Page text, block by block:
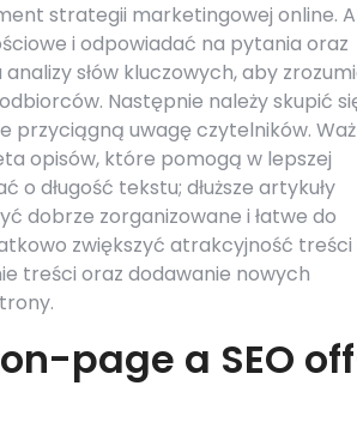
strategii marketingowej online.
i odpowiadać na pytania oraz
słów kluczowych, aby
Następnie należy skupić
przyciągną uwagę czytelników.
opisów, które pomogą w lepszej
długość tekstu; dłuższe artykuły
dobrze zorganizowane i łatwe do
zwiększyć atrakcyjność treści
treści oraz dodawanie nowych
page a SEO